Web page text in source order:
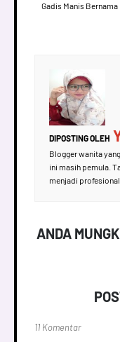
Gadis Manis Bernama
DIPOSTING OLEH
Blogger wanita
ini masih pemula.
menjadi
ANDA
11 Komentar